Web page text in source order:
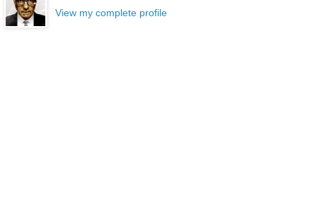
View my complete profile